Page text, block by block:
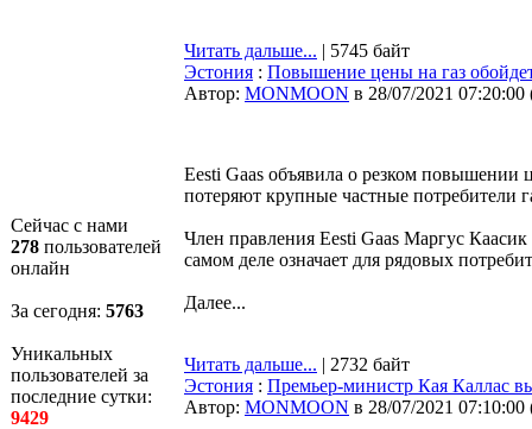
Сейчас с нами
278 пользователей
онлайн
За сегодня: 5763
Уникальных
пользователей за
последние сутки:
9429
Читать дальше... | 5745 байт
Эстония : Повышение цены на газ
Автор: MONMOON в 28/07/2021 07:20:00
Eesti Gaas объявила о резком повышении
потеряют крупные частные потребители
Член правления Eesti Gaas Маргус
самом деле означает для рядовых
Далее...
Читать дальше... | 2732 байт
Эстония : Премьер-министр Кая Каллас
Автор: MONMOON в 28/07/2021 07:10:00